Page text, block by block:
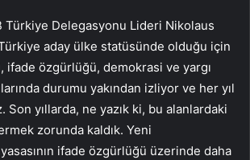
Türkiye Delegasyonu Lideri Nikolaus
aday ülke statüsünde olduğu için
ifade özgürlüğü, demokrasi ve yargı
durumu yakından izliyor ve her yıl
Son yıllarda, ne yazık ki, bu alanlardaki
zorunda kaldık. Yeni
ifade özgürlüğü üzerinde daha